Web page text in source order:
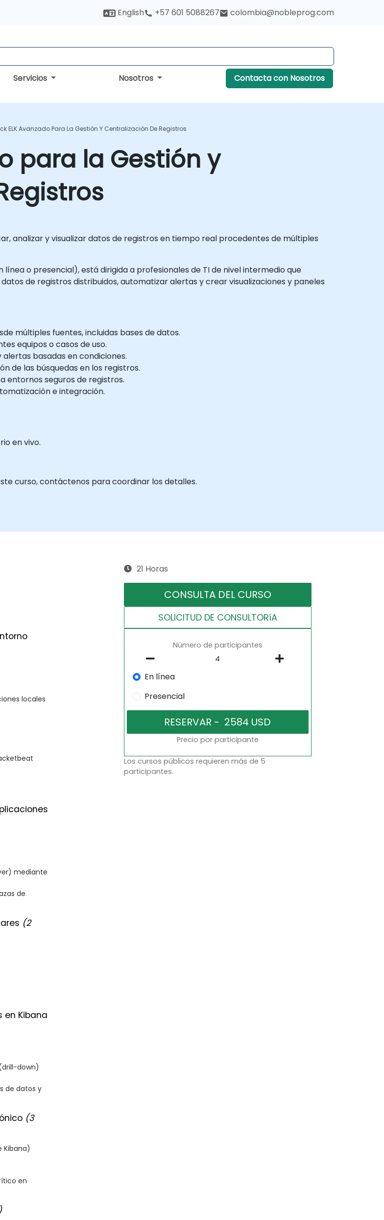
English +57 601 5088267 colombia@nobleprog.com
Servicios Nosotros Contacta con Nosotros
ELK Avanzado Para La Gestión Y Centralización De Registros
para la Gestión y
analizar y visualizar datos de registros en tiempo real procedentes de múltiples
o presencial), está dirigida a profesionales de TI de nivel intermedio que
de registros distribuidos, automatizar alertas y crear visualizaciones y paneles
múltiples fuentes, incluidas bases de datos.
equipos o casos de uso.
basadas en condiciones.
de las búsquedas en los registros.
entornos seguros de registros.
e integración.
en vivo.
curso, contáctenos para coordinar los detalles.
locales
mediante
de
(2
en Kibana
down)
de datos y
(3
Kibana)
en
21 Horas
CONSULTA DEL CURSO
SOLICITUD DE CONSULTORíA
Número de participantes
En línea
Presencial
Precio por participante
Los cursos públicos requieren más de 5
participantes.